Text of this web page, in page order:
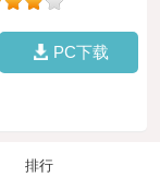
PC下载
排行